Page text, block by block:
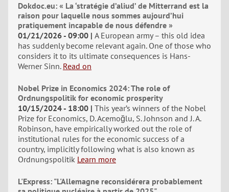
Dokdoc.eu: « La ‘stratégie d’aliud’ de Mitterrand est la
raison pour laquelle nous sommes aujourd’hui
pratiquement incapable de nous défendre »
01/21/2026 - 09:00 A European army – this old idea
has suddenly become relevant again. One of those who
considers it to its ultimate consequences is Hans-
Werner Sinn. Read on
Nobel Prize in Economics 2024: The role of
Ordnungspolitik for economic prosperity
10/15/2024 - 18:00 This year’s winners of the Nobel
Prize for Economics, D. Acemoğlu, S. Johnson and J. A.
Robinson, have empirically worked out the role of
institutional rules for the economic success of a
country, implicitly following what is also known as
Ordnungspolitik Learn more
L'Express: "L'Allemagne reconsidérera probablement